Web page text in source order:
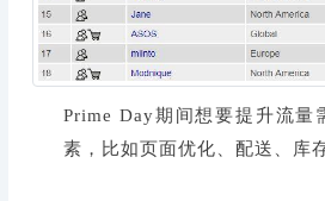
Prime Day期间想要提升流量
素，比如页面优化、配送、库